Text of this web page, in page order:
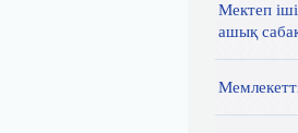
Мектеп
ашық